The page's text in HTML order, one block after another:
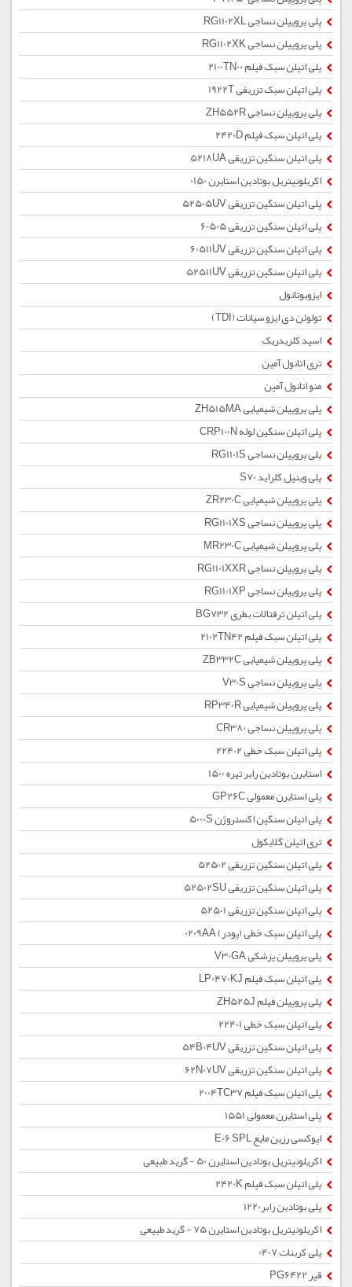
پلی پروپیلن نساجی RG1102XL
پلی پروپیلن نساجی RG1102XK
پلی اتیلن سبک فیلم 2100TN00
پلی اتیلن سبک تزریقی 1922T
پلی پروپیلن نساجی ZH552R
پلی اتیلن سبک فیلم 2420D
پلی اتیلن سنگین تزریقی 5218UA
اکریلونیتریل بوتادین استایرن 0150
پلی اتیلن سنگین تزریقی 52505UV
پلی اتیلن سنگین تزریقی 60505
پلی اتیلن سنگین تزریقی 60511UV
پلی اتیلن سنگین تزریقی 52511UV
ایزوبوتانول
تولوئن دی ایزو سیانات (TDI)
اسید کلریدریک
تری اتانول آمین
منو اتانول آمین
پلی پروپیلن شیمیایی ZH515MA
پلی اتیلن سنگین لوله CRP100N
پلی پروپیلن نساجی RG1101S
پلی وینیل کلراید S70
پلی پروپیلن شیمیایی ZR230C
پلی پروپیلن نساجی RG1101XS
پلی پروپیلن شیمیایی MR230C
پلی پروپیلن نساجی RG1101XXR
پلی پروپیلن نساجی RG1101XP
پلی اتیلن ترفتالات بطری BG732
پلی اتیلن سبک فیلم 2102TN42
پلی پروپیلن شیمیایی ZB332C
پلی پروپیلن نساجی V30S
پلی پروپیلن شیمیایی RP340R
پلی پروپیلن نساجی CR380
پلی اتیلن سبک خطی 22402
استایرن بوتادین رابر تیره 1500
پلی استایرن معمولی GP26C
پلی اتیلن سنگین اکستروژن 5000S
تری اتیلن گلایکول
پلی اتیلن سنگین تزریقی 52502
پلی اتیلن سنگین تزریقی 52502SU
پلی اتیلن سنگین تزریقی 52501
پلی اتیلن سبک خطی (پودر) 0209AA
پلی پروپیلن پزشکی V30GA
پلی اتیلن سبک فیلم LP0470KJ
پلی پروپیلن فیلم ZH525J
پلی اتیلن سبک خطی 22401
پلی اتیلن سنگین تزریقی 54B04UV
پلی اتیلن سنگین تزریقی 62N07UV
پلی اتیلن سبک فیلم 2004TC37
پلی استایرن معمولی 1551
اپوکسی رزین مایع E06 SPL
اکریلونیتریل بوتادین استایرن 50 - گرید طبیعی
پلی اتیلن سبک فیلم 2420K
پلی بوتادین رابر1220
اکریلونیتریل بوتادین استایرن 75 - گرید طبیعی
پلی کربنات 0407
قیر PG6422